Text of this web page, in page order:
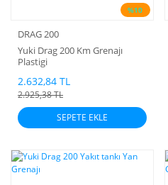
%10
DRAG 200
Yuki Drag 200 Km Grenajı
Plastigi
2.632,84 TL
2.925,38 TL
SEPETE EKLE